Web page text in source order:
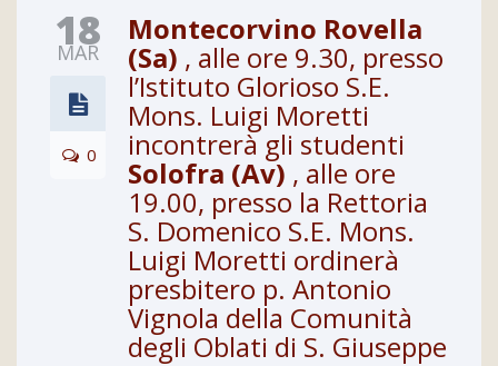
18
MAR
0
Montecorvino Rovella
(Sa) , alle ore 9.30, presso
l’Istituto Glorioso S.E.
Mons. Luigi Moretti
incontrerà gli studenti
Solofra (Av) , alle ore
19.00, presso la Rettoria
S. Domenico S.E. Mons.
Luigi Moretti ordinerà
presbitero p. Antonio
Vignola della Comunità
degli Oblati di S. Giuseppe